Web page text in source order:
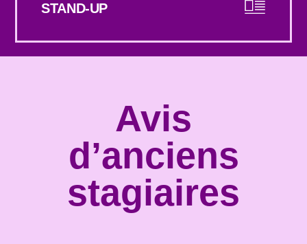
STAND-UP
Avis
d’anciens
stagiaires